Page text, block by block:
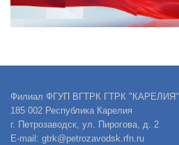
Филиал ФГУП ВГТРК ГТРК "КАРЕЛИЯ"
185 002 Республика Карелия
г. Петрозаводск, ул. Пирогова, д. 2
E-mail: gtrk@petrozavodsk.rfn.ru